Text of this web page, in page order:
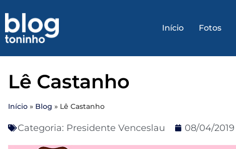
Início Fotos
Lê Castanho
Início » Blog » Lê Castanho
Categoria: Presidente Venceslau 08/04/2019